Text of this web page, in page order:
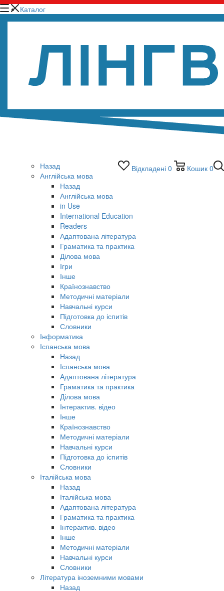
Відкладені 0 Кошик 0
Каталог
Назад
Англійська мова
Назад
Англійська мова
in Use
International Education
Readers
Адаптована література
Граматика та практика
Ділова мова
Ігри
Інше
Країнознавство
Методичні матеріали
Навчальні курси
Підготовка до іспитів
Словники
Інформатика
Іспанська мова
Назад
Іспанська мова
Адаптована література
Граматика та практика
Ділова мова
Інтерактив. відео
Інше
Країнознавство
Методичні матеріали
Навчальні курси
Підготовка до іспитів
Словники
Італійська мова
Назад
Італійська мова
Адаптована література
Граматика та практика
Інтерактив. відео
Інше
Методичні матеріали
Навчальні курси
Словники
Література іноземними мовами
Назад